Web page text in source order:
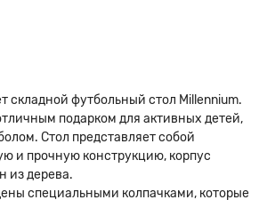
складной футбольный стол Millennium.
подарком для активных детей,
Стол представляет собой
и прочную конструкцию, корпус
из дерева.
специальными колпачками, которые